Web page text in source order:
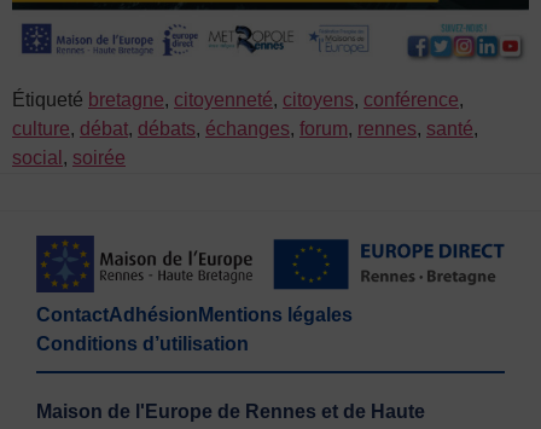
Étiqueté bretagne, citoyenneté, citoyens, conférence,
culture, débat, débats, échanges, forum, rennes, santé,
social , soirée
ContactAdhésion Mentions légales
Conditions d’utilisation
Maison de l'Europe de Rennes et de Haute